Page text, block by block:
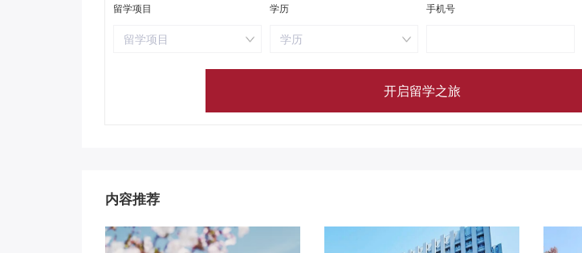
留学项目
留学项目
学历
学历
手机号
内容推荐